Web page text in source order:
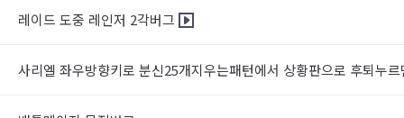
레이드 도중 레인저 2각버그
사리엘 좌우방향키로 분신25개지우는패턴에서 상황판으로 후퇴누